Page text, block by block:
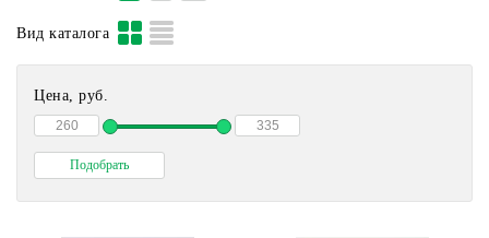
Вид каталога
Цена, руб.